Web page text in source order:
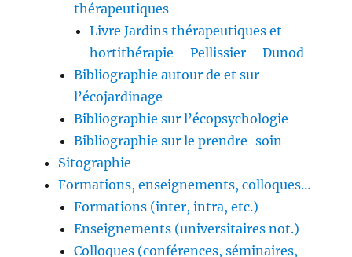
thérapeutiques
Livre Jardins thérapeutiques et
hortithérapie – Pellissier – Dunod
Bibliographie autour de et sur
l’écojardinage
Bibliographie sur l’écopsychologie
Bibliographie sur le prendre-soin
Sitographie
Formations, enseignements, colloques…
Formations (inter, intra, etc.)
Enseignements (universitaires not.)
Colloques (conférences, séminaires,